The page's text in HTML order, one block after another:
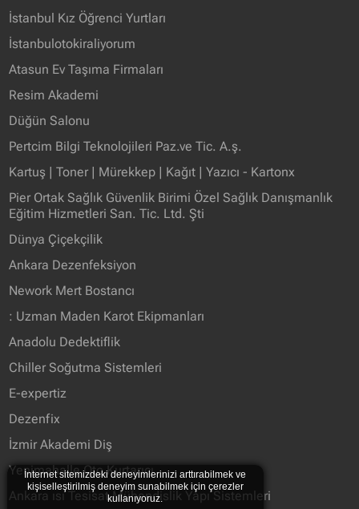
İstanbul Kız Öğrenci Yurtları
İstanbulotokiraliyorum
Atasun Ev Taşıma Firmaları
Resim Akademi
Düğün Salonu
Pertcim Bilgi Teknolojileri Paz.ve Tic. A.ş.
Kartuş | Toner | Mürekkep | Kağıt | Yazıcı - Kartonx
Pier Ortak Sağlık Güvenlik Birimi Özel Sağlık Danışmanlık
Eğitim Hizmetleri San. Tic. Ltd. Şti
Dünya Çiçekçilik
Ankara Dezenfeksiyon
Nework Mert Bostancı
: Uzman Maden Karot Ekipmanları
Anadolu Dedektiflik
Chiller Soğutma Sistemleri
E-expertiz
Dezenfix
İzmir Akademi Diş
Yenimahalle Oto Kurtarıcı
Ankara ısı Tesisat Mühendislik Yapı Sistemleri
İnternet sitemizdeki deneyimlerinizi arttırabilmek ve
kişiselleştirilmiş deneyim sunabilmek için çerezler
kullanıyoruz.